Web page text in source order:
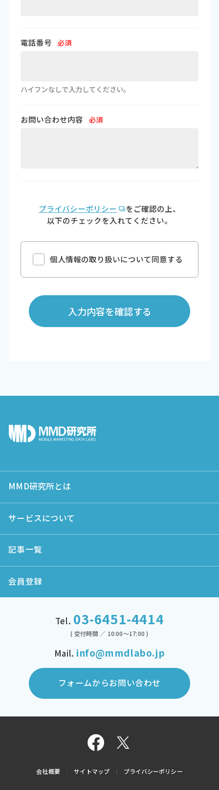
電話番号 必須
ハイフンなしで入力してください。
お問い合わせ内容 必須
プライバシーポリシー
をご確認の上、
以下のチェックを入れてください。
個人情報の取り扱いについて同意する
入力内容を確認する
MMD研究所とは
サービスについて
記事一覧
会員登録
Tel. 03-6451-4414
( 受付時間 ／ 10:00～17:00 )
Mail. info@mmdlabo.jp
フォームからお問い合わせ
会社概要 サイトマップ プライバシーポリシー